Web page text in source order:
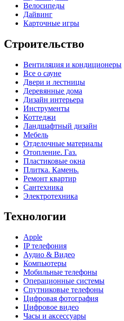
Велосипеды
Дайвинг
Карточные игры
Строительство
Вентиляция и кондиционеры
Все о сауне
Двери и лестницы
Деревянные дома
Дизайн интерьера
Инструменты
Коттеджи
Ландшафтный дизайн
Мебель
Отделочные материалы
Отопление. Газ.
Пластиковые окна
Плитка. Камень.
Ремонт квартир
Сантехника
Электротехника
Технологии
Apple
IP телефония
Аудио & Видео
Компьютеры
Мобильные телефоны
Операционные системы
Спутниковые телефоны
Цифровая фотография
Цифровое видео
Часы и аксессуары